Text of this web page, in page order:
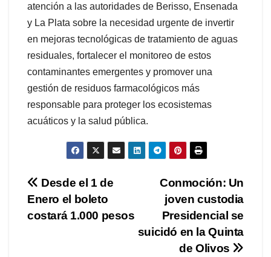
atención a las autoridades de Berisso, Ensenada
y La Plata sobre la necesidad urgente de invertir
en mejoras tecnológicas de tratamiento de aguas
residuales, fortalecer el monitoreo de estos
contaminantes emergentes y promover una
gestión de residuos farmacológicos más
responsable para proteger los ecosistemas
acuáticos y la salud pública.
Navegación
de
Conmoción: Un
joven custodia
Presidencial se
suicidó en la Quinta
de Olivos
Desde el 1 de
Enero el boleto
costará 1.000 pesos